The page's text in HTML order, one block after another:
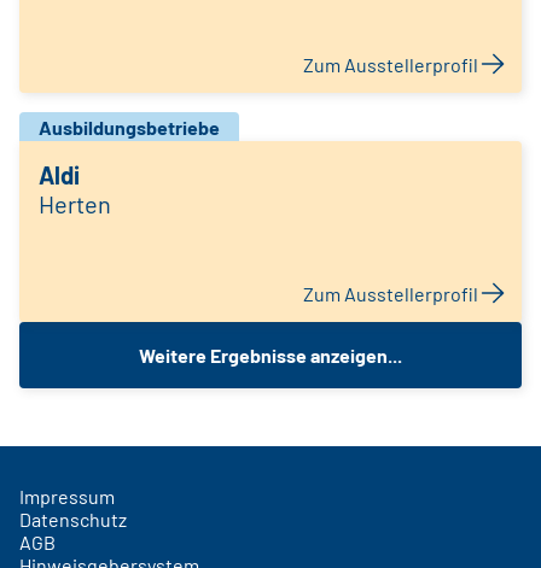
Zum Ausstellerprofil
Ausbildungsbetriebe
Aldi
Herten
Zum Ausstellerprofil
Weitere Ergebnisse anzeigen...
Impressum
Datenschutz
AGB